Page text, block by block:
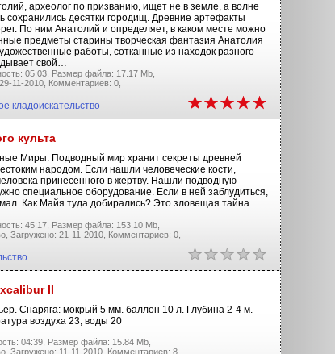
археолог по призванию, ищет не в земле, а волне
сохранились десятки городищ. Древние артефакты
По ним Анатолий и определяет, в каком месте можно
предметы старины творческая фантазия Анатолия
работы, сотканные из находок разного
свой…
05:03, Размер файла: 17.17 Mb,
11-2010, Комментариев: 0,
кладоискательство
культа
Миры. Подводный мир хранит секреты древней
народом. Если нашли человеческие кости,
принесённого в жертву. Нашли подводную
специальное оборудование. Если в ней заблудиться,
Как Майя туда добирались? Это зловещая тайна
45:17, Размер файла: 153.10 Mb,
Загружено: 21-11-2010, Комментариев: 0,
II
Снаряга: мокрый 5 мм. баллон 10 л. Глубина 2-4 м.
воздуха 23, воды 20
04:39, Размер файла: 15.84 Mb,
Загружено: 11-11-2010, Комментариев: 8,